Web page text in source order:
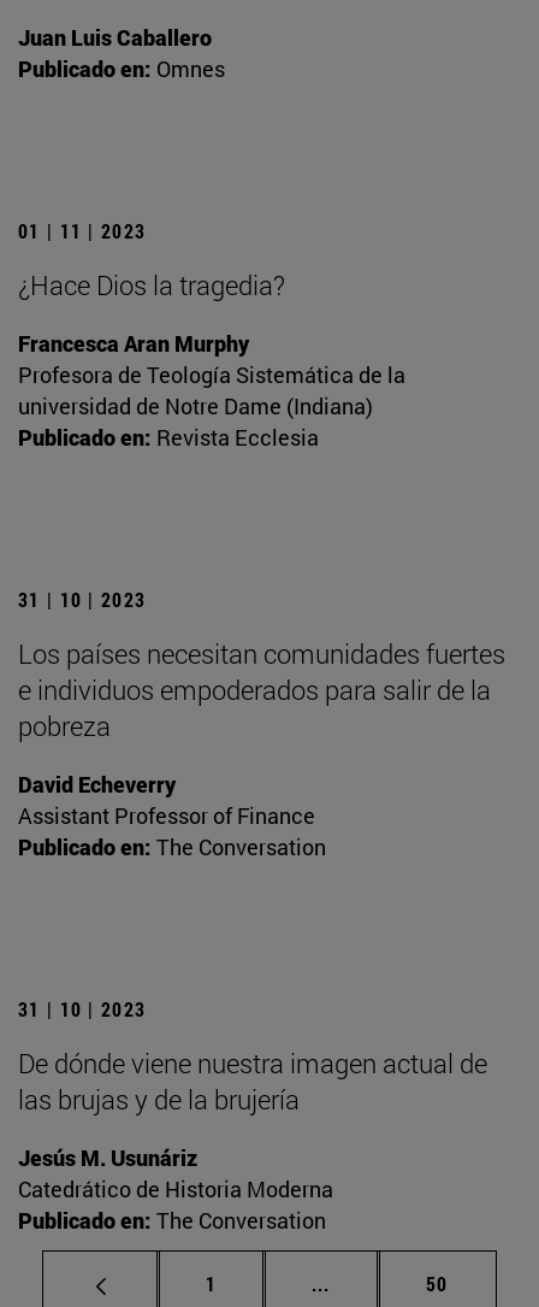
Juan Luis Caballero
Publicado en: Omnes
01 | 11 | 2023
¿Hace Dios la tragedia?
Francesca Aran Murphy
Profesora de Teología Sistemática de la
universidad de Notre Dame (Indiana)
Publicado en: Revista Ecclesia
31 | 10 | 2023
Los países necesitan comunidades fuertes
e individuos empoderados para salir de la
pobreza
David Echeverry
Assistant Professor of Finance
Publicado en: The Conversation
31 | 10 | 2023
De dónde viene nuestra imagen actual de
las brujas y de la brujería
Jesús M. Usunáriz
Catedrático de Historia Moderna
Publicado en: The Conversation
Página
1 ... Páginas intermedias
Página
50